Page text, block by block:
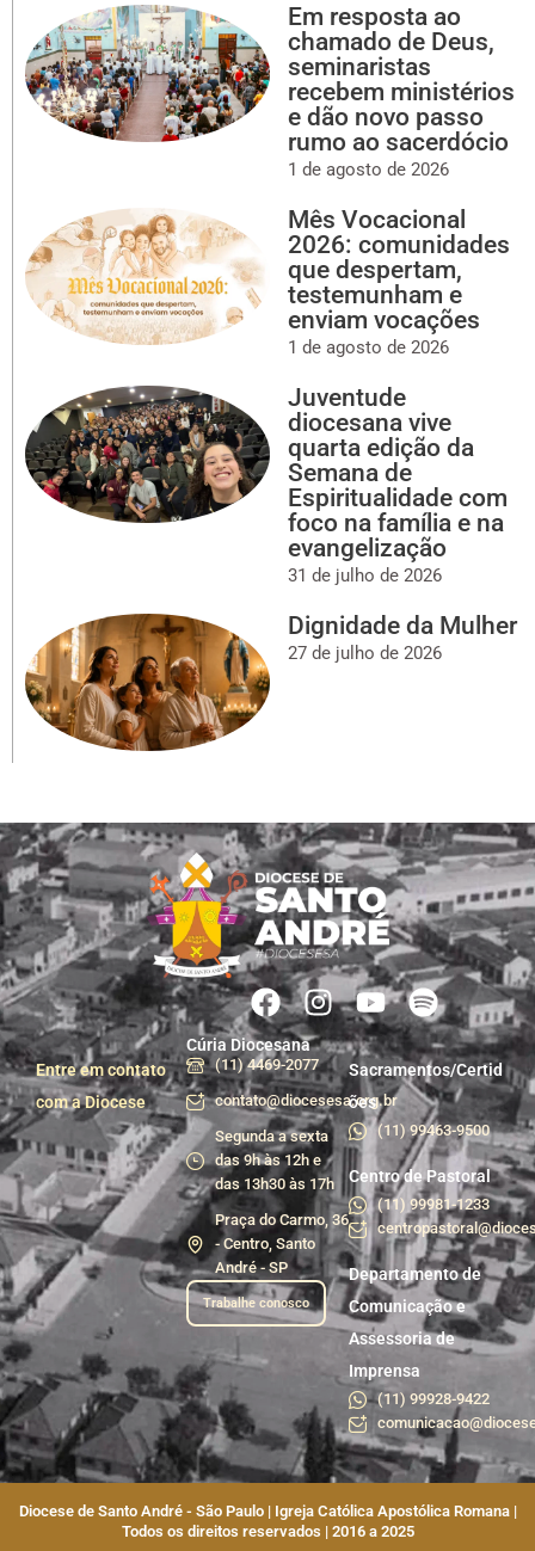
Em resposta ao
chamado de Deus,
seminaristas
recebem ministérios
e dão novo passo
rumo ao sacerdócio
1 de agosto de 2026
Mês Vocacional
2026: comunidades
que despertam,
testemunham e
enviam vocações
1 de agosto de 2026
Juventude
diocesana vive
quarta edição da
Semana de
Espiritualidade com
foco na família e na
evangelização
31 de julho de 2026
Dignidade da Mulher
27 de julho de 2026
Entre em contato
com a Diocese
Cúria Diocesana
(11) 4469-2077
contato@diocesesa.org.br
Segunda a sexta
das 9h às 12h e
das 13h30 às 17h
Praça do Carmo, 36
- Centro, Santo
André - SP
Trabalhe conosco
Sacramentos/Certid
ões
(11) 99463-9500
Centro de Pastoral
(11) 99981-1233
Departamento de
Comunicação e
Assessoria de
Imprensa
(11) 99928-9422
Diocese de Santo André - São Paulo | Igreja Católica Apostólica Romana |
Todos os direitos reservados | 2016 a 2025